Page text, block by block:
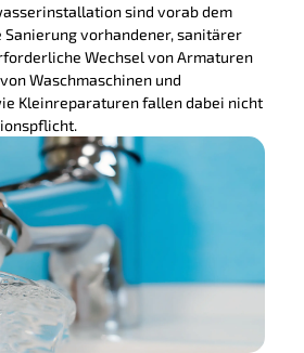
sind vorab dem
Sanierung vorhandener, sanitärer
Wechsel von Armaturen
Waschmaschinen und
Kleinreparaturen fallen dabei nicht